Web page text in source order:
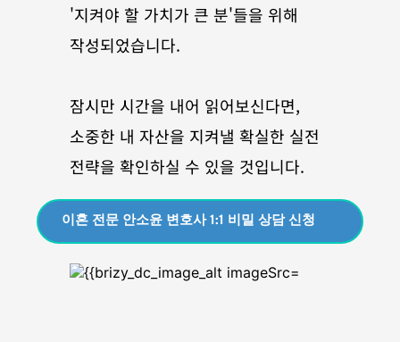
'지켜야 할 가치가 큰 분'들을 위해
작성되었습니다.
잠시만 시간을 내어 읽어보신다면,
소중한 내 자산을 지켜낼 확실한 실전
전략을 확인하실 수 있을 것입니다.
이혼 전문 안소윤 변호사 1:1 비밀 상담 신청